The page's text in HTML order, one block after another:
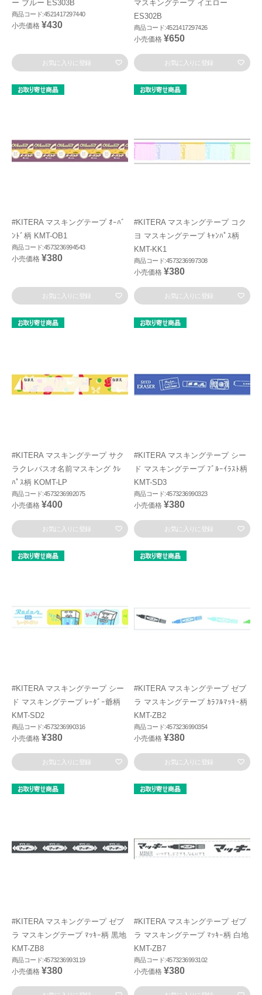
ー ブルー ES303B
商品コード:4521417297440
小売価格 ¥430
お気に入りに登録
マスキングテープ イエロー
ES302B
商品コード:4521417297426
小売価格 ¥650
お気に入りに登録
#KITERA マスキングテープ ｵｰﾊﾞ
ﾝﾄﾞ柄 KMT-OB1
商品コード:4573236994543
小売価格 ¥380
お気に入りに登録
#KITERA マスキングテープ コク
ヨ マスキングテープ ｷｬﾝﾊﾟｽ柄
KMT-KK1
商品コード:4573236997308
小売価格 ¥380
お気に入りに登録
#KITERA マスキングテープ サク
ラクレパスオ名前マスキング ｸﾚ
ﾊﾟｽ柄 KOMT-LP
商品コード:4573236992075
小売価格 ¥400
お気に入りに登録
#KITERA マスキングテープ シー
ド マスキングテープ ﾌﾞﾙｰｲﾗｽﾄ柄
KMT-SD3
商品コード:4573236990323
小売価格 ¥380
お気に入りに登録
#KITERA マスキングテープ シー
ド マスキングテープ ﾚｰﾀﾞｰ爺柄
KMT-SD2
商品コード:4573236990316
小売価格 ¥380
お気に入りに登録
#KITERA マスキングテープ ゼブ
ラ マスキングテープ ｶﾗﾌﾙﾏｯｷｰ柄
KMT-ZB2
商品コード:4573236990354
小売価格 ¥380
お気に入りに登録
#KITERA マスキングテープ ゼブ
ラ マスキングテープ ﾏｯｷｰ柄 黒地
KMT-ZB8
商品コード:4573236993119
小売価格 ¥380
#KITERA マスキングテープ ゼブ
ラ マスキングテープ ﾏｯｷｰ柄 白地
KMT-ZB7
商品コード:4573236993102
小売価格 ¥380